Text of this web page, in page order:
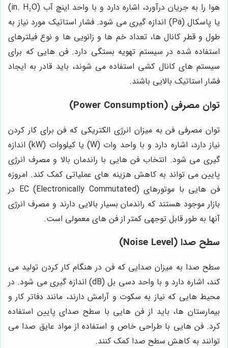
هوا را به جریان درآورد، اشاره دارد و با واحد اینچ آب (in. H₂O)
یا پاسکال (Pa) اندازه گیری می شود. فشار استاتیک مورد نیاز به
طول و قطر کانال ها، تعداد خم ها و زانویی ها و نوع فیلترهای
استفاده شده در سیستم تهویه بستگی دارد. فن هایی که برای
سیستم های کانال کشی استفاده می شوند، باید قادر به ایجاد
فشار استاتیک بالایی باشند.
توان مصرفی (Power Consumption)
توان مصرفی فن به میزان انرژی الکتریکی که فن برای کار کردن
نیاز دارد، اشاره دارد و با واحد وات (W) یا کیلووات (kW) اندازه
گیری می شود. انتخاب فن هایی با راندمان بالا و مصرف انرژی
پایین می تواند به کاهش هزینه های عملیاتی کمک کند. امروزه
فن هایی با موتورهای EC (Electronically Commutated) در
بازار موجود هستند که راندمان بسیار بالایی دارند و مصرف انرژی
آنها به طور قابل توجهی کمتر از فن های معمولی است.
سطح صدا (Noise Level)
سطح صدا به میزان صدایی که فن در هنگام کار کردن تولید می
کند، اشاره دارد و با واحد دسی بل (dB) اندازه گیری می شود. در
محیط هایی که نیاز به سکوت و آرامش دارند، مانند دفاتر کار و
بیمارستان ها، باید از فن هایی با سطح صدای پایین استفاده
کرد. فن هایی با طراحی خاص و استفاده از مواد عایق صدا می
توانند به کاهش سطح صدا کمک کنند.